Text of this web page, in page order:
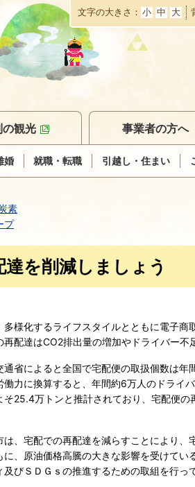
本
文
へ
移
動
文字の大きさ 小 中 大
婚 就職・転職 引越し・住まい
の観光 事業者の方へ
素
プ
達を削減しましょう
様化するライフスタイルとともに電子商
再配達はCO2排出量の増加やドライバー不
省によると全国で宅配便の取扱個数は年
働力に換算すると、年間約6万人のドライ
そ25.4万トンと推計されており、宅配便
、宅配での再配達を減らすことにより、
に、原油価格高騰の大きな影響を受けて
及びＳＤＧｓの推進するための取組を行っ